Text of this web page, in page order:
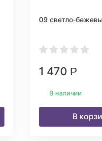
09 светло-
1 470 Р
В наличии
В